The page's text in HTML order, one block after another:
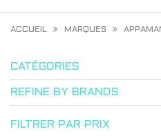
ACCUEIL MARQUES
CATÉGORIES
REFINE BY BRANDS
FILTRER PAR PRIX